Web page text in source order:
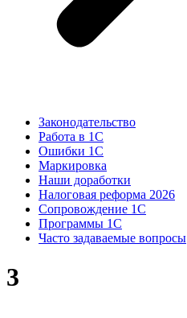
Законодательство
Работа в 1С
Ошибки 1С
Маркировка
Наши доработки
Налоговая реформа 2026
Сопровождение 1С
Программы 1С
Часто задаваемые вопросы
3